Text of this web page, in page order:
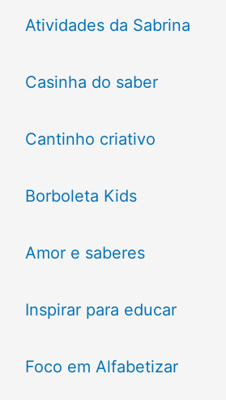
Atividades da Sabrina
Casinha do saber
Cantinho criativo
Borboleta Kids
Amor e saberes
Inspirar para educar
Foco em Alfabetizar